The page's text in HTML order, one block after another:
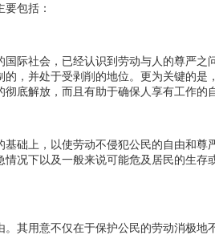
包括：
社会，已经认识到劳动与人的尊严之
，并处于受剥削的地位。更为关键的
底解放，而且有助于确保人享有工作的
上，以使劳动不侵犯公民的自由和尊
况下以及一般来说可能危及居民的生存
用意不仅在于保护公民的劳动消极地